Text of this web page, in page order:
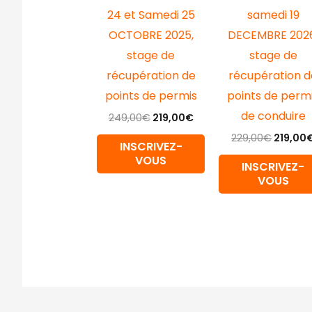
24 et Samedi 25
OCTOBRE 2025,
stage de
récupération de
points de permis
249,00€ 219,00€
INSCRIVEZ-
VOUS
samedi 19
DECEMBRE
stage de
récupération
points de
de conduire
229,00€ 219,00
INSCRIVEZ-
VOUS